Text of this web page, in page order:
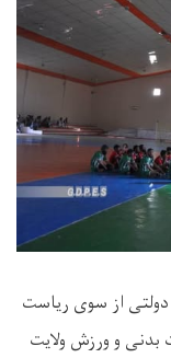
۲۱ تیم ادارات دولتی از سوی ریاست
بدنی و ورزش ولایت